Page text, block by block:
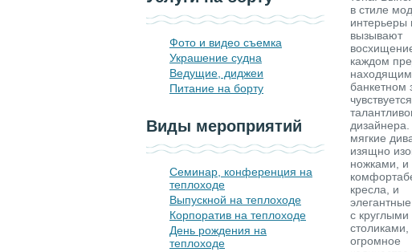
Фото и видео съемка
Украшение судна
Ведущие, диджеи
Питание на борту
Виды мероприятий
Семинар, конференция на
теплоходе
Выпускной на теплоходе
Корпоратив на теплоходе
День рождения на
теплоходе
в стиле
интерьеры
вызывают
каждом
банкетном
мягкие
изящно
ножками, и
кресла, и
с круглыми
столиками,
огромное